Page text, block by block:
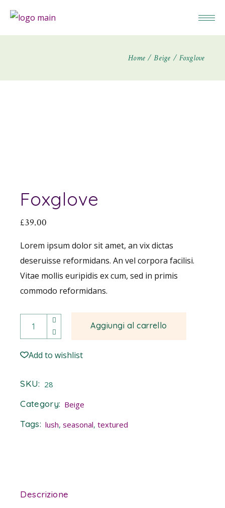
Home Beige Foxglove
Foxglove
£39.00
Lorem ipsum dolor sit amet, an vix dictas
deseruisse reformidans. An vel corpora facilisi.
Vitae mollis euripidis ex cum, sed in primis
commodo reformidans.
Foxglove quantity
Aggiungi al carrello
Add to wishlist
SKU: 28
Category: Beige
Tags: lush,seasonal,textured
Descrizione